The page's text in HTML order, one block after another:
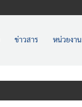
ข่าวสาร หน่วยงาน